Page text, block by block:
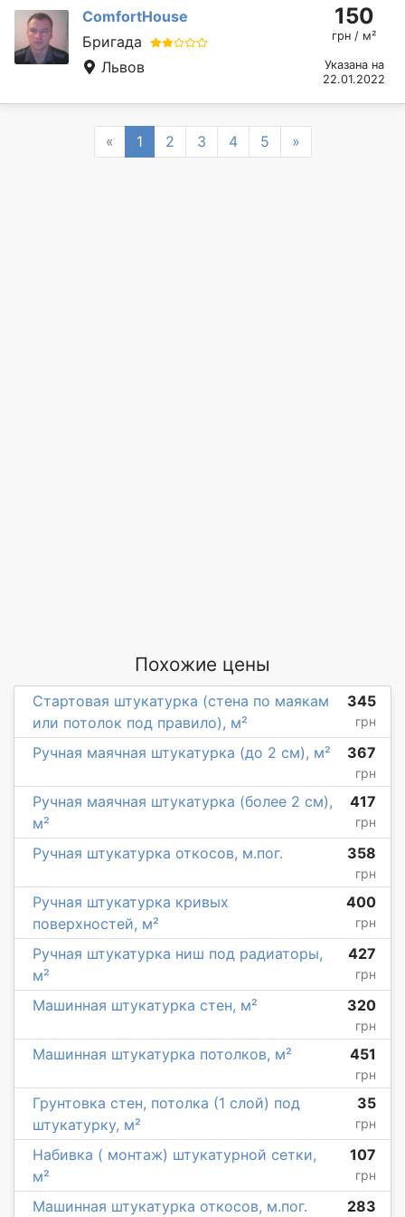
ComfortHouse
Бригада
Львов
150
грн / м²
Указана на
22.01.2022
« Previous
1 2 3 4 5 »Next
Похожие цены
Стартовая штукатурка (стена по маякам
или потолок под правило), м²
345
грн
Ручная маячная штукатурка (до 2 см), м² 367
грн
Ручная маячная штукатурка (более 2 см),
м²
417
грн
Ручная штукатурка откосов, м.пог. 358
грн
Ручная штукатурка кривых
поверхностей, м²
400
грн
Ручная штукатурка ниш под радиаторы,
м²
427
грн
Машинная штукатурка стен, м² 320
грн
Машинная штукатурка потолков, м² 451
грн
Грунтовка стен, потолка (1 слой) под
штукатурку, м²
35
грн
Набивка ( монтаж) штукатурной сетки,
м²
107
грн
Машинная штукатурка откосов, м.пог. 283